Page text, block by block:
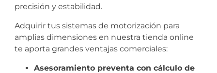
precisión y estabilidad.
Adquirir tus sistemas de motorización para
amplias dimensiones en nuestra tienda online
te aporta grandes ventajas comerciales:
Asesoramiento preventa con cálculo de